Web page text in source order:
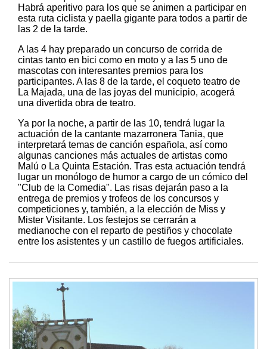
Habrá aperitivo para los que se animen a participar en
esta ruta ciclista y paella gigante para todos a partir de
las 2 de la tarde.
A las 4 hay preparado un concurso de corrida de
cintas tanto en bici como en moto y a las 5 uno de
mascotas con interesantes premios para los
participantes. A las 8 de la tarde, el coqueto teatro de
La Majada, una de las joyas del municipio, acogerá
una divertida obra de teatro.
Ya por la noche, a partir de las 10, tendrá lugar la
actuación de la cantante mazarronera Tania, que
interpretará temas de canción española, así como
algunas canciones más actuales de artistas como
Malú o La Quinta Estación. Tras esta actuación tendrá
lugar un monólogo de humor a cargo de un cómico del
"Club de la Comedia". Las risas dejarán paso a la
entrega de premios y trofeos de los concursos y
competiciones y, también, a la elección de Miss y
Mister Visitante. Los festejos se cerrarán a
medianoche con el reparto de pestiños y chocolate
entre los asistentes y un castillo de fuegos artificiales.